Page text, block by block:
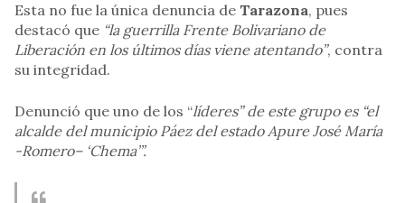
Esta no fue la única denuncia de Tarazona, pues
destacó que “la guerrilla Frente Bolivariano de
Liberación en los últimos días viene atentando”, contra
su integridad.
Denunció que uno de los “líderes” de este grupo es “el
alcalde del municipio Páez del estado Apure José María
-Romero– ‘Chema’”.